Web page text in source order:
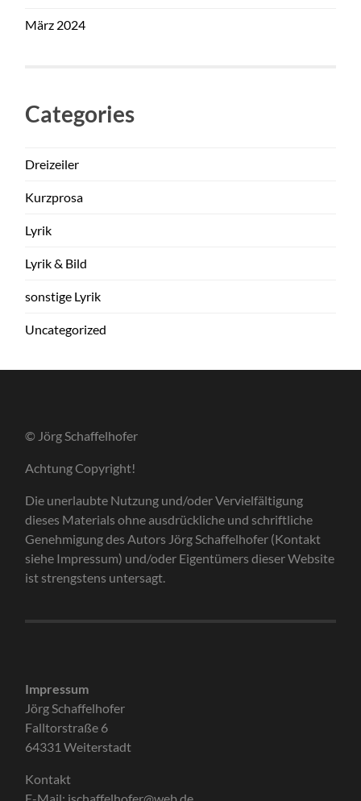
März 2024
Categories
Dreizeiler
Kurzprosa
Lyrik
Lyrik & Bild
sonstige Lyrik
Uncategorized
© Jörg Schaffelhofer
Achtung Copyright!
Die unerlaubte Nutzung und/oder Vervielfältigung
dieses Materials ohne ausdrückliche und schriftliche
Genehmigung des Autors Jörg Schaffelhofer (Kontakt
siehe Impressum) und/oder Eigentümers dieser Website
ist strengstens untersagt.
Impressum
Jörg Schaffelhofer
Falltorstraße 6
64331 Weiterstadt
Kontakt